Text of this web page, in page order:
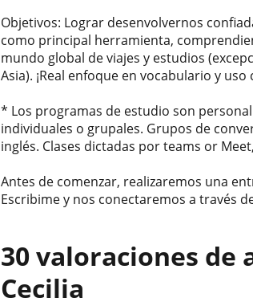
Objetivos: Lograr desenvolvernos
como principal herramienta,
mundo global de viajes y estudios
Asia). ¡Real enfoque en vocabulario y
* Los programas de estudio son
individuales o grupales. Grupos de
inglés. Clases dictadas por teams or
Antes de comenzar, realizaremos una
Escribime y nos conectaremos a través
30 valoraciones de
Cecilia